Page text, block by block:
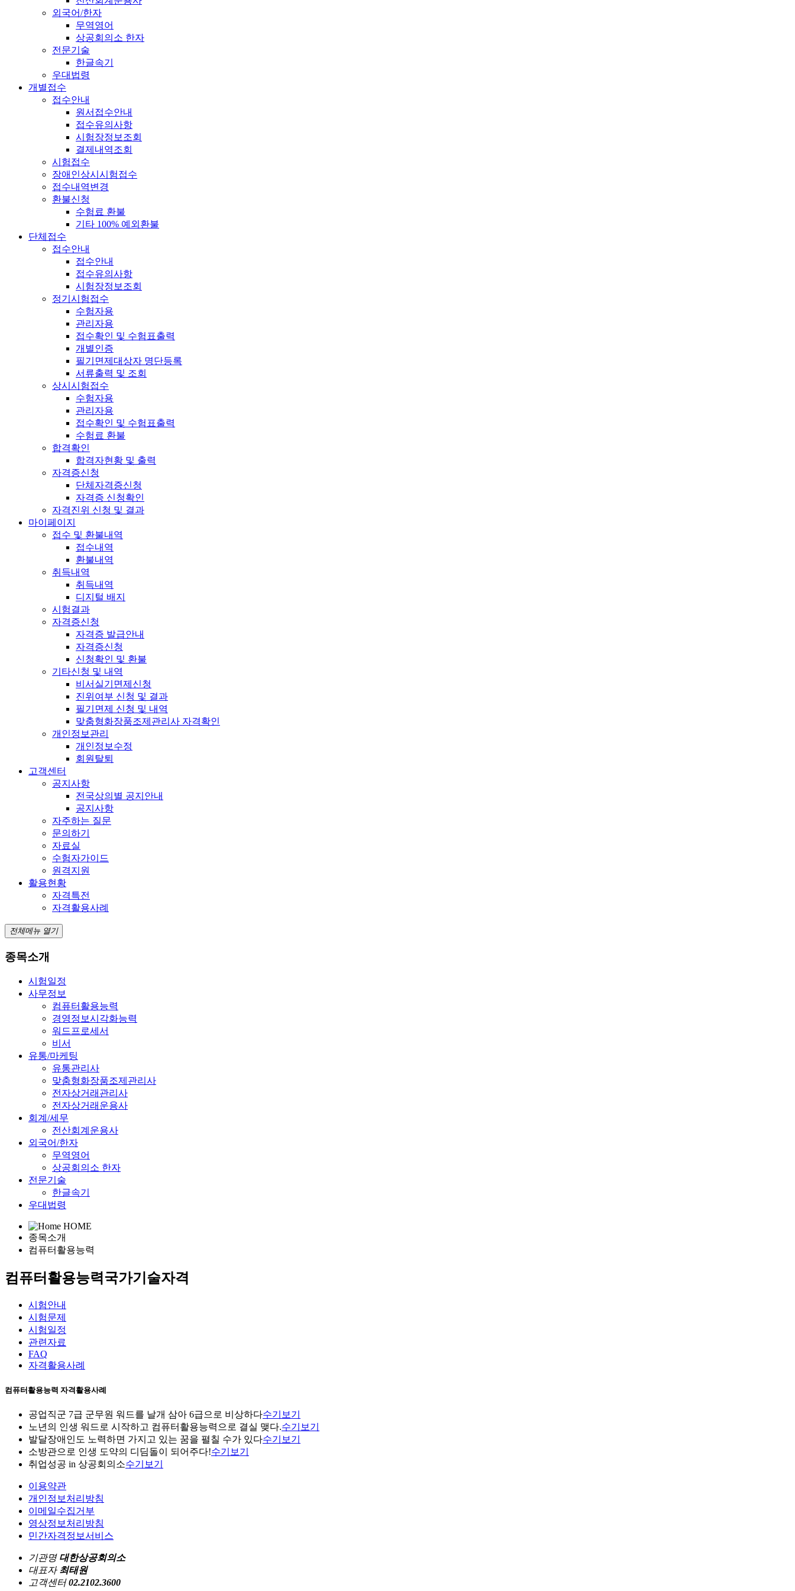
외국어/한자
무역영어
상공회의소 한자
전문기술
한글속기
우대법령
개별접수
접수안내
원서접수안내
접수유의사항
시험장정보조회
결제내역조회
시험접수
장애인상시시험접수
접수내역변경
환불신청
수험료 환불
기타 100% 예외환불
단체접수
접수안내
접수안내
접수유의사항
시험장정보조회
정기시험접수
수험자용
관리자용
접수확인 및 수험표출력
개별인증
필기면제대상자 명단등록
서류출력 및 조회
상시시험접수
수험자용
관리자용
접수확인 및 수험표출력
수험료 환불
합격확인
합격자현황 및 출력
자격증신청
단체자격증신청
자격증 신청확인
자격진위 신청 및 결과
마이페이지
접수 및 환불내역
접수내역
환불내역
취득내역
취득내역
디지털 배지
시험결과
자격증신청
자격증 발급안내
자격증신청
신청확인 및 환불
기타신청 및 내역
비서실기면제신청
진위여부 신청 및 결과
필기면제 신청 및 내역
맞춤형화장품조제관리사 자격확인
개인정보관리
개인정보수정
회원탈퇴
고객센터
공지사항
전국상의별 공지안내
공지사항
자주하는 질문
문의하기
자료실
수험자가이드
원격지원
활용현황
자격특전
자격활용사례
전체메뉴 열기
종목소개
시험일정
사무정보
컴퓨터활용능력
경영정보시각화능력
워드프로세서
비서
유통/마케팅
유통관리사
맞춤형화장품조제관리사
전자상거래관리사
전자상거래운용사
회계/세무
전산회계운용사
외국어/한자
무역영어
상공회의소 한자
전문기술
한글속기
우대법령
HOME
종목소개
컴퓨터활용능력
컴퓨터활용능력국가기술자격
시험안내
시험문제
시험일정
관련자료
FAQ
자격활용사례
컴퓨터활용능력 자격활용사례
공업직군 7급 군무원 워드를 날개 삼아 6급으로 비상하다수기보기
노년의 인생 워드로 시작하고 컴퓨터활용능력으로 결실 맺다.수기보기
발달장애인도 노력하면 가지고 있는 꿈을 펼칠 수가 있다수기보기
소방관으로 인생 도약의 디딤돌이 되어주다!수기보기
취업성공 in 상공회의소수기보기
이용약관
개인정보처리방침
이메일수집거부
영상정보처리방침
민간자격정보서비스
기관명 대한상공회의소
대표자 최태원
고객센터 02.2102.3600